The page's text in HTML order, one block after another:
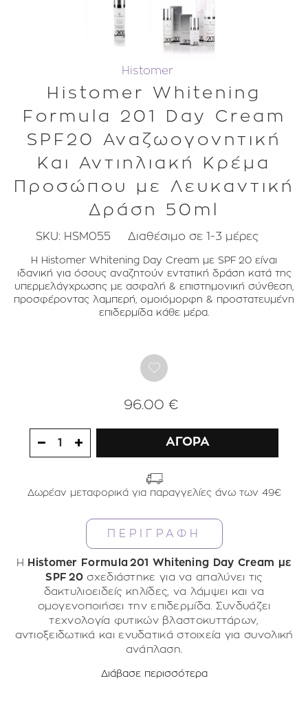
Histomer
Histomer Whitening
Formula 201 Day Cream
SPF20 Αναζωογονητική
Και Αντιηλιακή Κρέμα
Προσώπου με Λευκαντική
Δράση 50ml
SKU: HSM055 Διαθέσιμο σε 1-3 μέρες
Η Histomer Whitening Day Cream με SPF 20 είναι
ιδανική για όσους αναζητούν εντατική δράση κατά της
υπερμελάγχρωσης με ασφαλή & επιστημονική σύνθεση,
προσφέροντας λαμπερή, ομοιόμορφη & προστατευμένη
επιδερμίδα κάθε μέρα.
96.00 €
1 ΑΓΟΡΑ
Δωρέαν μεταφορικά για παραγγελίες άνω των 49€
ΠΕΡΙΓΡΑΦΗ
Η
Histomer Formula 201 Whitening Day Cream με
SPF 20 σχεδιάστηκε για να απαλύνει τις
δακτυλιοειδείς κηλίδες, να λάμψει και να
ομογενοποιήσει την επιδερμίδα. Συνδυάζει
τεχνολογία φυτικών βλαστοκυττάρων,
αντιοξειδωτικά και ενυδατικά στοιχεία για συνολική
ανάπλαση.
Μείωση δυσχρωμιών & λείανση του τόνου της
Διάβασε περισσότερα